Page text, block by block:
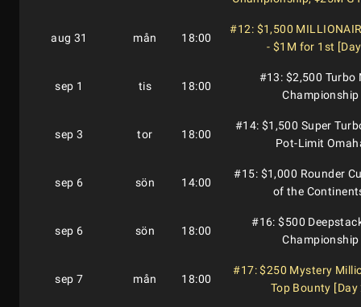
aug 31 mån 18:00
#12: $1,500
- $1M for 1st
sep 1 tis 18:00
#13: $2,500 Turbo
Championship
sep 3 tor 18:00
#14: $1,500 Super
Pot-Limit
sep 6 sön 14:00
#15: $1,000 Rounder
of the
sep 6 sön 18:00
#16: $500
Championship
sep 7 mån 18:00
#17: $250 Mystery
Top Bounty [Day